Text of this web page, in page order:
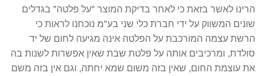
הרינו לאשר בזאת כי לאחר בדיקת המוצר "על פלטה" בגדלים
שונים המשווק על ידי חברת כלי שני בע"מ נוכחנו לראות כי
הרשת עצמה המורכבת על הפלטה אינה מגיעה לחום של יד
סולדת, ומרכיבים אותה על פלטת שבת שאין אפשרות לשנות בה
את עוצמת החום, שאין בזה משום שמא יחתה, וגם אין בזה משם